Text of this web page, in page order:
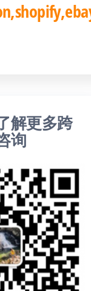
解更多跨
询